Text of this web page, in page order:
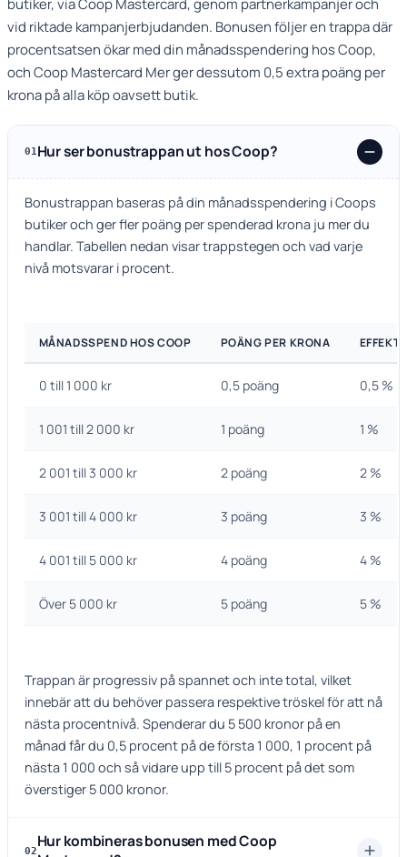
vid riktade kampanjerbjudanden. Bonusen följer en trappa där
procentsatsen ökar med din månadsspendering hos Coop,
och Coop Mastercard Mer ger dessutom 0,5 extra poäng per
krona på alla köp oavsett butik.
01Hur ser bonustrappan ut hos Coop?
Bonustrappan baseras på din månadsspendering i Coops
butiker och ger fler poäng per spenderad krona ju mer du
handlar. Tabellen nedan visar trappstegen och vad varje
nivå motsvarar i procent.
MÅNADSSPEND HOS COOP POÄNG PER KRONA
0 till 1 000 kr 0,5 poäng 0,5 %
1 001 till 2 000 kr 1 poäng 1 %
2 001 till 3 000 kr 2 poäng 2 %
3 001 till 4 000 kr 3 poäng 3 %
4 001 till 5 000 kr 4 poäng 4 %
Över 5 000 kr 5 poäng 5 %
Trappan är progressiv på spannet och inte total, vilket
innebär att du behöver passera respektive tröskel för att nå
nästa procentnivå. Spenderar du 5 500 kronor på en
månad får du 0,5 procent på de första 1 000, 1 procent på
nästa 1 000 och så vidare upp till 5 procent på det som
överstiger 5 000 kronor.
02Hur kombineras bonusen med Coop